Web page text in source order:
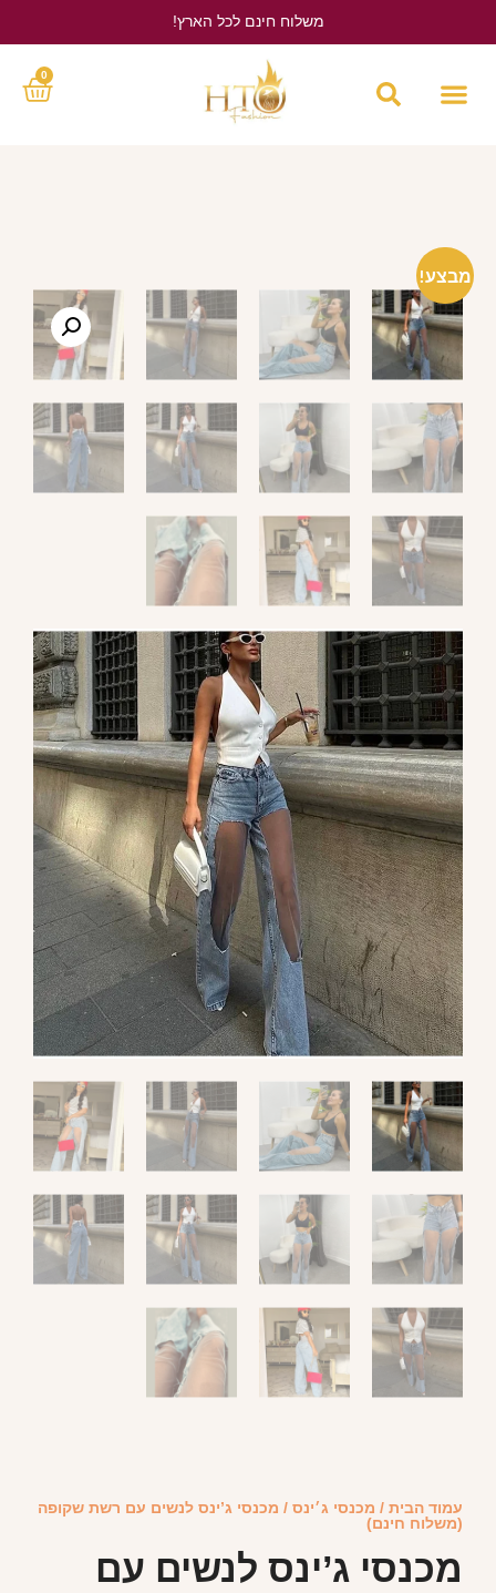
משלוח חינם לכל הארץ!
0
מבצע!
עמוד הבית / מכנסי ג׳ינס / מכנסי ג’ינס לנשים עם רשת שקופה
(משלוח חינם)
מכנסי ג’ינס לנשים עם